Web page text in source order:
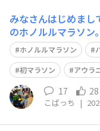
みなさんはじめまし
のホノルルマラソン。 今年は結婚式＆新婚旅行を兼ねて
マラソン未経験の奥
併せてカラカウアメリー
んでいますが、今回
ホノルルマラソン
初マラソン
アウラ
17 28
こばっち |